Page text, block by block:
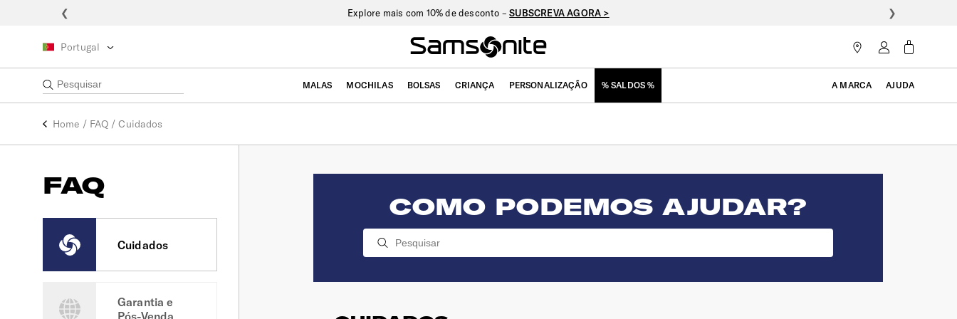
Explore mais com 10% de desconto –SUBSCREVA AGORA >
❮ ❯
Portugal
MALAS MOCHILAS BOLSAS CRIANÇA PERSONALIZAÇÃO % SALDOS % A MARCA AJUDA
Home / FAQ / Cuidados
FAQ
Cuidados
Garantia e
Pós-Venda
COMO PODEMOS AJUDAR?